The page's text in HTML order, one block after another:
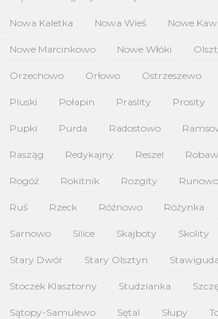
Nowa Kaletka Nowa Wieś Nowe
Nowe Marcinkowo Nowe Włóki
Orzechowo Orłowo Ostrzeszewo
Pluski Połapin Praslity Prosity
Pupki Purda Radostowo
Rasząg Redykajny Reszel
Rogóż Rokitnik Rozgity Runowo
Ruś Rzeck Różnowo Różynka
Sarnowo Silice Skajboty Skolity
Stary Dwór Stary Olsztyn Stawiguda
Stoczek Klasztorny Studzianka
Sątopy-Samulewo Sętal Słupy